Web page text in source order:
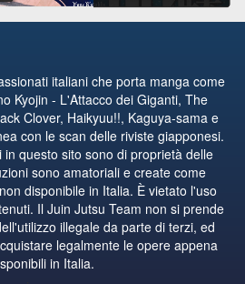
italiani che porta manga come
Kyojin - L'Attacco dei Giganti, The
Clover, Haikyuu!!, Kaguya-sama e
con le scan delle riviste giapponesi.
questo sito sono di proprietà delle
sono amatoriali e create come
disponibile in Italia. È vietato l'uso
Il Juin Jutsu Team non si prende
illegale da parte di terzi, ed
legalmente le opere appena
in Italia.